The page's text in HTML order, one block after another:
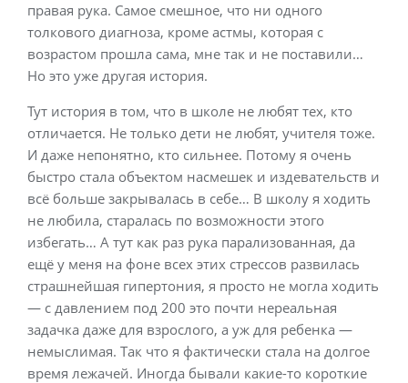
правая рука. Самое смешное, что ни одного
толкового диагноза, кроме астмы, которая с
возрастом прошла сама, мне так и не поставили…
Но это уже другая история.
Тут история в том, что в школе не любят тех, кто
отличается. Не только дети не любят, учителя тоже.
И даже непонятно, кто сильнее. Потому я очень
быстро стала объектом насмешек и издевательств и
всё больше закрывалась в себе… В школу я ходить
не любила, старалась по возможности этого
избегать… А тут как раз рука парализованная, да
ещё у меня на фоне всех этих стрессов развилась
страшнейшая гипертония, я просто не могла ходить
— с давлением под 200 это почти нереальная
задачка даже для взрослого, а уж для ребенка —
немыслимая. Так что я фактически стала на долгое
время лежачей. Иногда бывали какие-то короткие